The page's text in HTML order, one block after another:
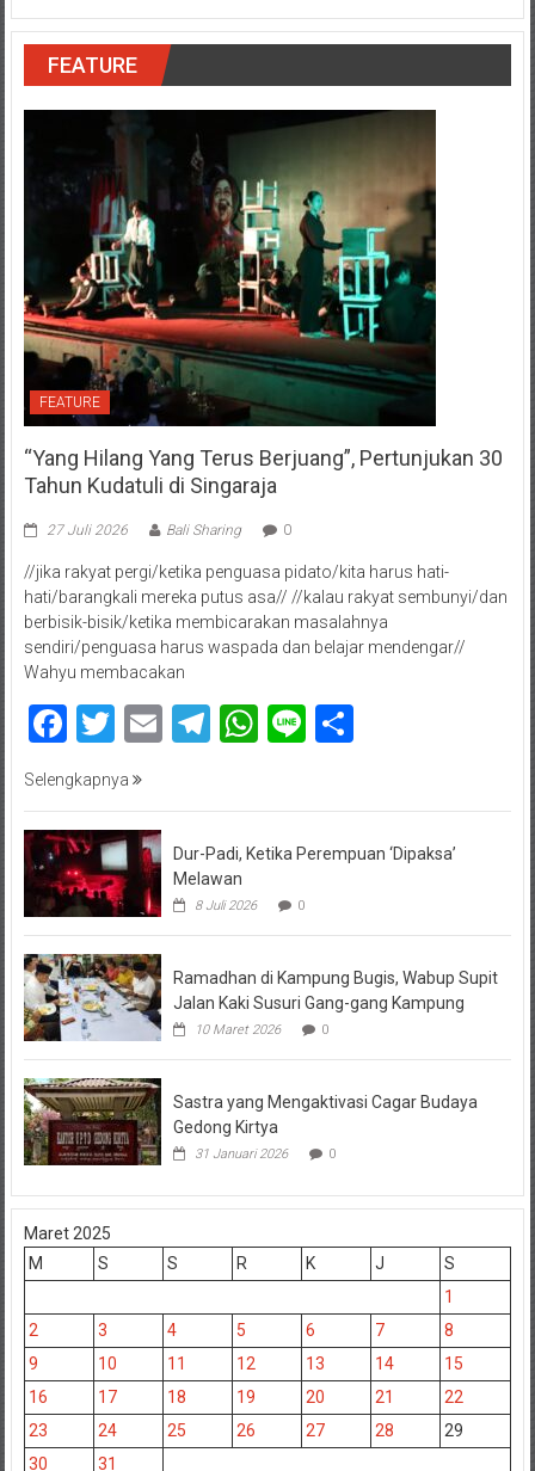
FEATURE
FEATURE
“Yang Hilang Yang Terus Berjuang”, Pertunjukan 30
Tahun Kudatuli di Singaraja
27 Juli 2026 Bali Sharing 0
//jika rakyat pergi/ketika penguasa pidato/kita harus hati-
hati/barangkali mereka putus asa// //kalau rakyat sembunyi/dan
berbisik-bisik/ketika membicarakan masalahnya
sendiri/penguasa harus waspada dan belajar mendengar//
Wahyu membacakan
Facebook
Twitter
EmailTelegram
WhatsApp
LineShare
Selengkapnya
Dur-Padi, Ketika Perempuan ‘Dipaksa’
Melawan
8 Juli 2026 0
Ramadhan di Kampung Bugis, Wabup Supit
Jalan Kaki Susuri Gang-gang Kampung
10 Maret 2026 0
Sastra yang Mengaktivasi Cagar Budaya
Gedong Kirtya
31 Januari 2026 0
Maret 2025
M
S S R K J
S
1
2
3 4 5 6 7
8
9
10 11 12 13 14
15
16
17 18 19 20 21
22
23
24 25 26 27 28
29
30
31